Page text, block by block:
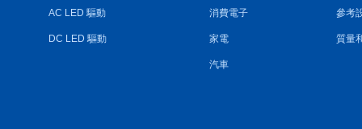
AC LED 驅動
DC LED 驅動
消費電子
家電
汽車
參考
質量